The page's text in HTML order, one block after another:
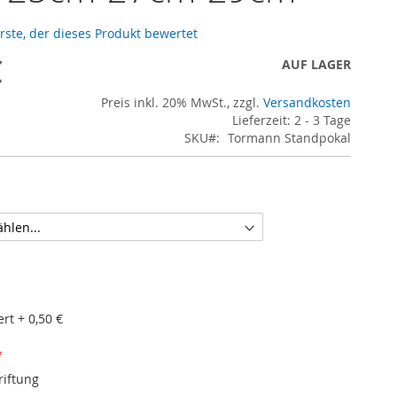
der dieses Produkt bewertet
AUF LAGER
Preis inkl. 20% MwSt., zzgl. Versandkosten
Lieferzeit: 2 - 3 Tage
SKU
Tormann Standpokal
+ 0,50 €